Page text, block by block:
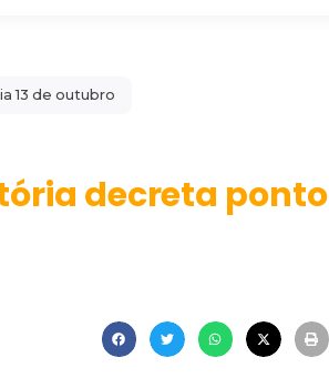
13 de outubro
decreta ponto